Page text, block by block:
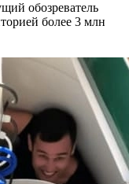
обозреватель
более 3 млн